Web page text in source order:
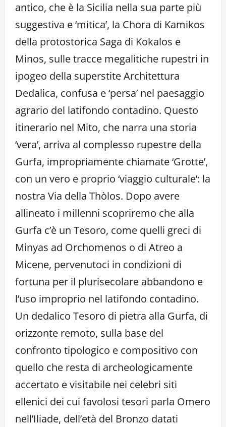
antico, che è la Sicilia nella sua parte più
suggestiva e ‘mitica’, la Chora di Kamikos
della protostorica Saga di Kokalos e
Minos, sulle tracce megalitiche rupestri in
ipogeo della superstite Architettura
Dedalica, confusa e ‘persa’ nel paesaggio
agrario del latifondo contadino. Questo
itinerario nel Mito, che narra una storia
‘vera’, arriva al complesso rupestre della
Gurfa, impropriamente chiamate ‘Grotte’,
con un vero e proprio ‘viaggio culturale’: la
nostra Via della Thòlos. Dopo avere
allineato i millenni scopriremo che alla
Gurfa c’è un Tesoro, come quelli greci di
Minyas ad Orchomenos o di Atreo a
Micene, pervenutoci in condizioni di
fortuna per il plurisecolare abbandono e
l’uso improprio nel latifondo contadino.
Un dedalico Tesoro di pietra alla Gurfa, di
orizzonte remoto, sulla base del
confronto tipologico e compositivo con
quello che resta di archeologicamente
accertato e visitabile nei celebri siti
ellenici dei cui favolosi tesori parla Omero
nell’Iliade, dell’età del Bronzo datati